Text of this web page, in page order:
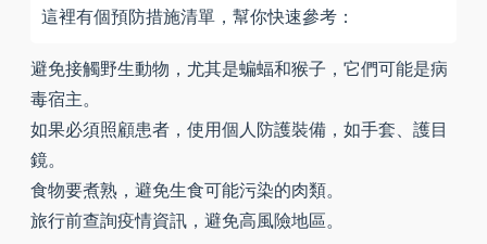
這裡有個預防措施清單，幫你快速參考：
避免接觸野生動物，尤其是蝙蝠和猴子，它們可能是病
毒宿主。
如果必須照顧患者，使用個人防護裝備，如手套、護目
鏡。
食物要煮熟，避免生食可能污染的肉類。
旅行前查詢疫情資訊，避免高風險地區。